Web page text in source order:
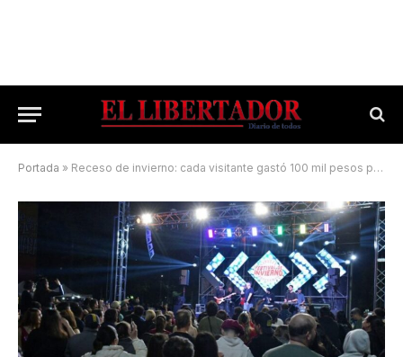
Portada » Receso de invierno: cada visitante gastó 100 mil pesos por día